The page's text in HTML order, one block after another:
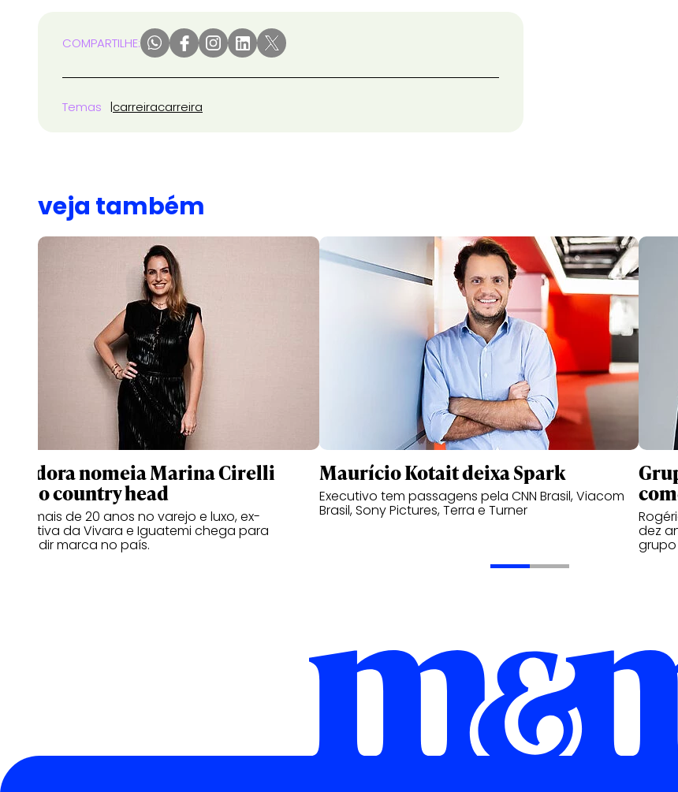
COMPARTILHE:
Temas carreiracarreira
veja também
Pandora nomeia Marina Cirelli
como country head
Com mais de 20 anos no varejo e luxo, ex-
executiva da Vivara e Iguatemi chega para
expandir marca no país.
Maurício Kotait deixa Spark
Executivo tem passagens pela CNN Brasil, Viacom
Brasil, Sony Pictures, Terra e Turner
dez
grupo